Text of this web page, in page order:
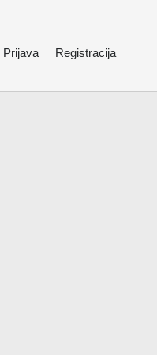
Prijava Registracija